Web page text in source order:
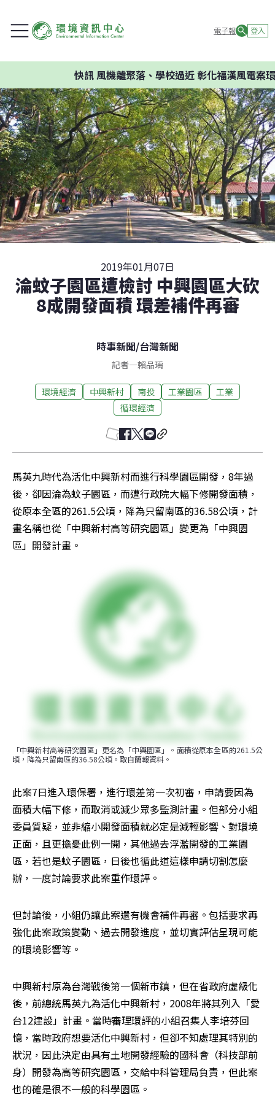
電子報 登入
快訊風機離聚落、學校過近 彰化福漢風電案環委
2019年01月07日
淪蚊子園區遭檢討 中興園區大砍
8成開發面積 環差補件再審
時事新聞/台灣新聞
記者—賴品瑀
環境經濟 中興新村 南投 工業園區
工業
循環經濟
馬英九時代為活化中興新村而進行科學園區開發，8年過
後，卻因淪為蚊子園區，而遭行政院大幅下修開發面積，
從原本全區的261.5公頃，降為只留南區的36.58公頃，計
畫名稱也從「中興新村高等研究園區」變更為「中興園
區」開發計畫。
「中興新村高等研究園區」更名為「中興園區」。面積從原本全區的261.5公
頃，降為只留南區的36.58公頃。取自簡報資料。
此案7日進入環保署，進行環差第一次初審，申請要因為
面積大幅下修，而取消或減少眾多監測計畫。但部分小組
委員質疑，並非縮小開發面積就必定是減輕影響、對環境
正面，且更擔憂此例一開，其他過去浮濫開發的工業園
區，若也是蚊子園區，日後也循此道這樣申請切割怎麼
辦，一度討論要求此案重作環評。
但討論後，小組仍讓此案還有機會補件再審。包括要求再
強化此案政策變動、過去開發進度，並切實評估呈現可能
的環境影響等。
中興新村原為台灣戰後第一個新市鎮，但在省政府虛級化
後，前總統馬英九為活化中興新村，2008年將其列入「愛
台12建設」計畫。當時審理環評的小組召集人李培芬回
憶，當時政府想要活化中興新村，但卻不知處理其特別的
狀況，因此決定由具有土地開發經驗的國科會（科技部前
身）開發為高等研究園區，交給中科管理局負責，但此案
也的確是很不一般的科學園區。